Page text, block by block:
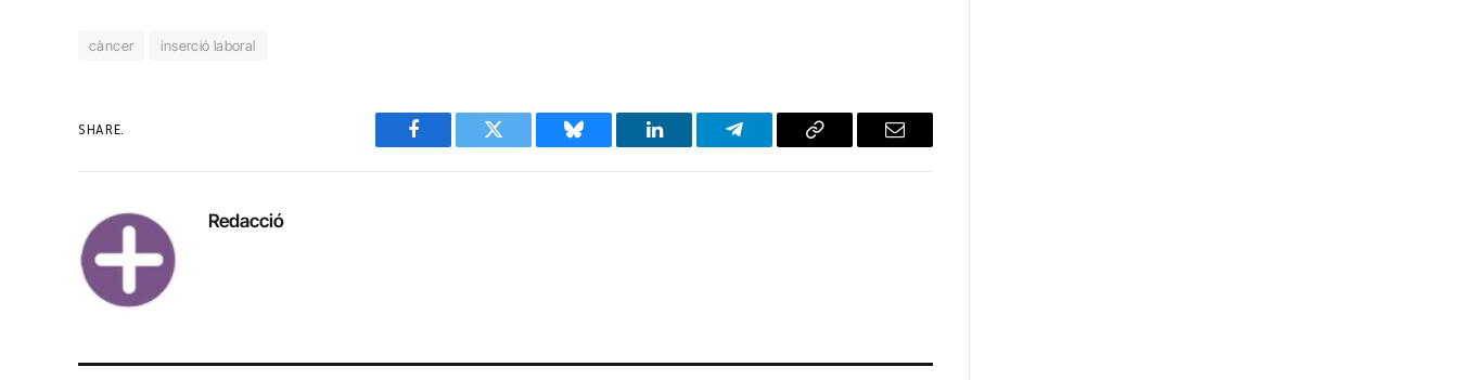
càncer inserció laboral
SHARE.
Facebook Twitter Bluesky LinkedIn Telegram Copy
Email
Redacció